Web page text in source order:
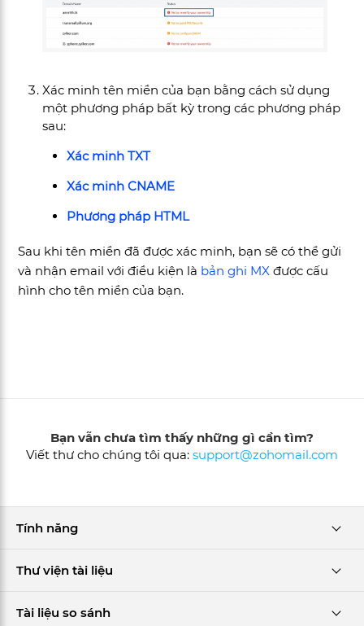
Xác minh tên miền của bạn bằng cách sử dụng
một phương pháp bất kỳ trong các phương pháp
sau:
Xác minh TXT
Xác minh CNAME
Phương pháp HTML
Sau khi tên miền đã được xác minh, bạn sẽ có thể gửi
và nhận email với điều kiện là bản ghi MX được cấu
hình cho tên miền của bạn.
Bạn vẫn chưa tìm thấy những gì cần tìm?
Viết thư cho chúng tôi qua: support@zohomail.com
Tính năng
Thư viện tài liệu
Tài liệu so sánh